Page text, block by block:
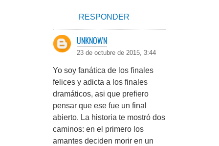
RESPONDER
UNKNOWN
23 de octubre de 2015, 3:44
Yo soy fanática de los finales
felices y adicta a los finales
dramáticos, asi que prefiero
pensar que ese fue un final
abierto. La historia te mostró dos
caminos: en el primero los
amantes deciden morir en un